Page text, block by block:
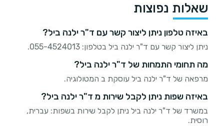
שאלות נפוצות
באיזה טלפון ניתן ליצור קשר עם ד"ר ילנה ביל?
ניתן ליצור קשר עם ד"ר ילנה ביל בטלפון: 055-4524013.
מה תחומי התמחות של ד"ר ילנה ביל?
מרפאה של ד"ר ילנה ביל עוסקת ב המטולוגיה.
באיזה שפות ניתן לקבל שירות מ ד"ר ילנה ביל?
במשרד של ד"ר ילנה ביל ניתן לקבל שירות בשפות: עברית,
רוסית.